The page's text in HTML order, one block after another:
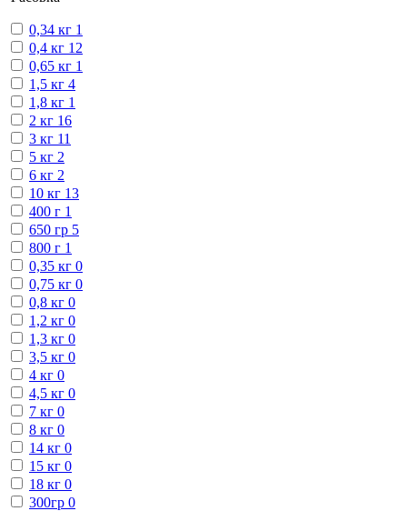
0,34 кг 1
0,4 кг 12
0,65 кг 1
1,5 кг 4
1,8 кг 1
2 кг 16
3 кг 11
5 кг 2
6 кг 2
10 кг 13
400 г 1
650 гр 5
800 г 1
0,35 кг 0
0,75 кг 0
0,8 кг 0
1,2 кг 0
1,3 кг 0
3,5 кг 0
4 кг 0
4,5 кг 0
7 кг 0
8 кг 0
14 кг 0
15 кг 0
18 кг 0
300гр 0